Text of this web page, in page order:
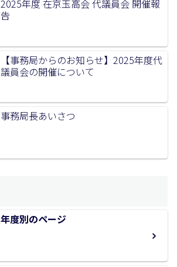
2025年度 在京玉高会 代議員会 開催報
告
【事務局からのお知らせ】2025年度代
議員会の開催について
事務局長あいさつ
年度別のページ